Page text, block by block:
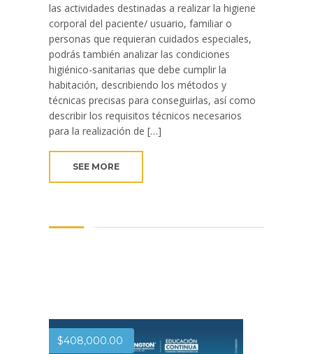
las actividades destinadas a realizar la higiene
corporal del paciente/ usuario, familiar o
personas que requieran cuidados especiales,
podrás también analizar las condiciones
higiénico-sanitarias que debe cumplir la
habitación, describiendo los métodos y
técnicas precisas para conseguirlas, así como
describir los requisitos técnicos necesarios
para la realización de […]
SEE MORE
$408,000.00